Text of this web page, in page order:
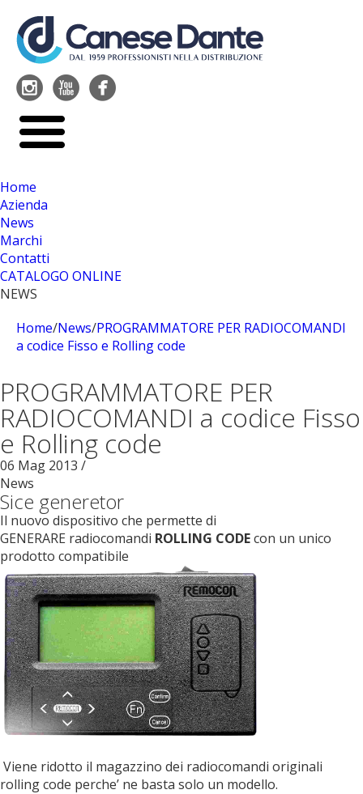
  
Home
Azienda
News
Marchi
Contatti
CATALOGO ONLINE
NEWS
Home/News/PROGRAMMATORE PER RADIOCOMANDI
a codice Fisso e Rolling code
PROGRAMMATORE PER
RADIOCOMANDI a codice Fisso
e Rolling code
06 Mag 2013 /
News
Sice generetor
Il nuovo dispositivo che permette di
GENERARE radiocomandi ROLLING CODEcon un unico
prodotto compatibile
Viene ridotto il magazzino dei radiocomandi originali
rolling code perche’ ne basta solo un modello.